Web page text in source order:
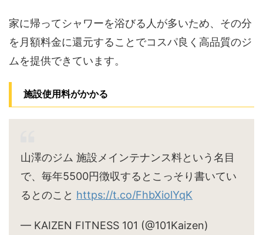
家に帰ってシャワーを浴びる人が多いため、その分
を月額料金に還元することでコスパ良く高品質のジ
ムを提供できています。
施設使用料がかかる
山澤のジム 施設メインテナンス料という名目
で、毎年5500円徴収するとこっそり書いてい
るとのこと https://t.co/FhbXiolYqK
— KAIZEN FITNESS 101 (@101Kaizen)